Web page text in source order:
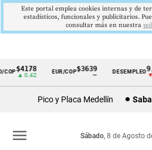
Cintillo
Colombia
$4178
▲ 0.42
EUR/COP$3639 DESEMPLEO 9,9
▼
Pico y Placa Medellín
Sábado, 8 de Agosto
menu
Este portal emplea cookies internas y de
estadísticos, funcionales y publicitarios.
consultar más en nuestra